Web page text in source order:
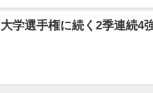
大学選手権に続く2季連続4